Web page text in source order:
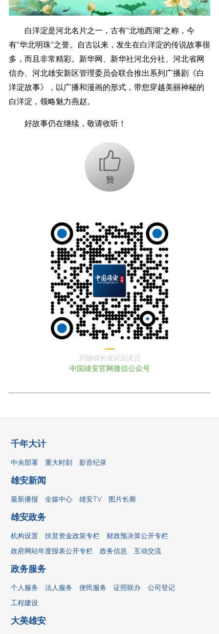
白洋淀是河北名片之一，古有“北地西湖”之称，今
有“华北明珠”之誉。自古以来，发生在白洋淀的传说故事很
多，而且非常精彩。新华网、新华社河北分社、河北省网
信办、河北雄安新区管理委员会联合推出系列广播剧《白
洋淀故事》，以广播和漫画的形式，带您穿越美丽神秘的
白洋淀，领略魅力燕赵。
好故事仍在继续，敬请收听！
+1
扫描或长按识别关注
中国雄安官网微信公众号
千年大计
中央部署 重大时刻 影音纪录
雄安新闻
最新播报 全媒中心 雄安TV 图片长廊
雄安政务
机构设置 扶贫资金政策专栏
财政预决算公开专栏
政府网站年度报表公开专栏
政务信息 互动交流
政务服务
个人服务 法人服务 便民服务 证照联办
公司登记
工程建设
大美雄安